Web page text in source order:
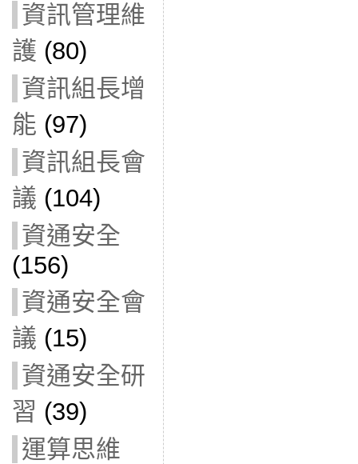
資訊管理維
護 (80)
資訊組長增
能 (97)
資訊組長會
議 (104)
資通安全
(156)
資通安全會
議 (15)
資通安全研
習 (39)
運算思維